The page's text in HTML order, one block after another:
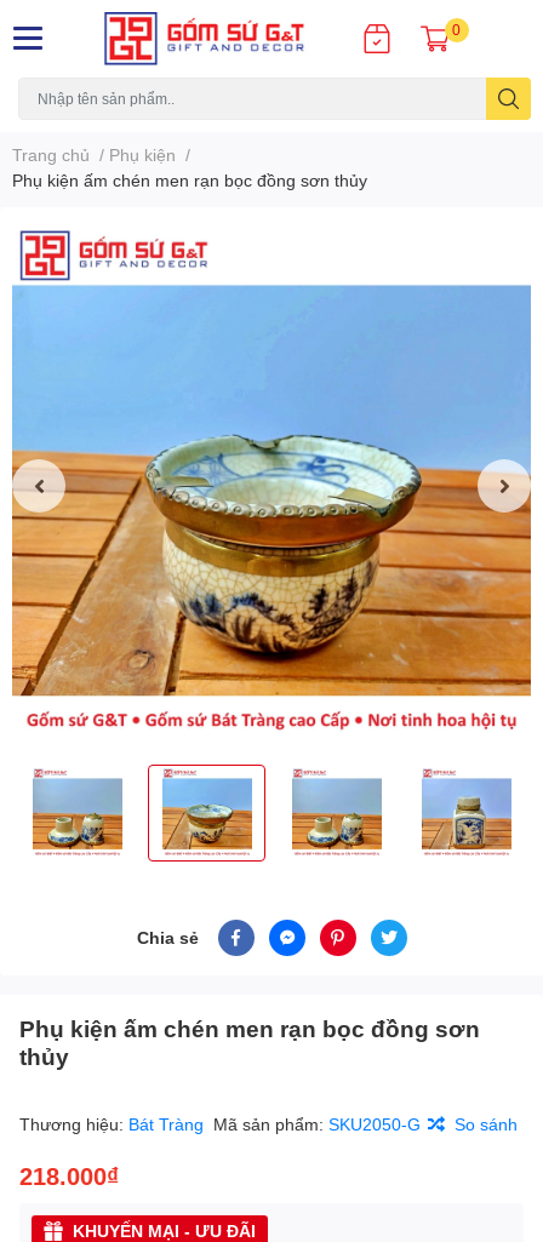
0
Trang chủ / Phụ kiện /
Phụ kiện ấm chén men rạn bọc đồng sơn thủy
Chia sẻ
Phụ kiện ấm chén men rạn bọc đồng sơn
thủy
Thương hiệu: Bát Tràng Mã sản phẩm: SKU2050-G So sánh
218.000₫
KHUYẾN MẠI - ƯU ĐÃI